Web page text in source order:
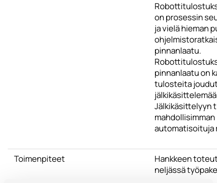
on prosessin
ja vielä hieman
pinnanlaatu.
pinnanlaatu on
tulosteita
Jälkikäsittelyyn
mahdollisimman
automatisoituja
Toimenpiteet
Hankkeen
neljässä